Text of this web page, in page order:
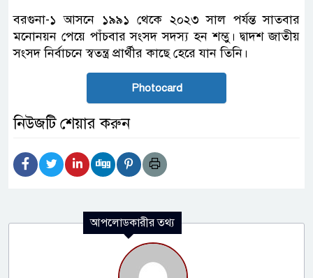
বরগুনা-১ আসনে ১৯৯১ থেকে ২০২৩ সাল পর্যন্ত সাতবার
মনোনয়ন পেয়ে পাঁচবার সংসদ সদস্য হন শম্ভু। দ্বাদশ জাতীয়
সংসদ নির্বাচনে স্বতন্ত্র প্রার্থীর কাছে হেরে যান তিনি।
Photocard
নিউজটি শেয়ার করুন
আপলোডকারীর তথ্য